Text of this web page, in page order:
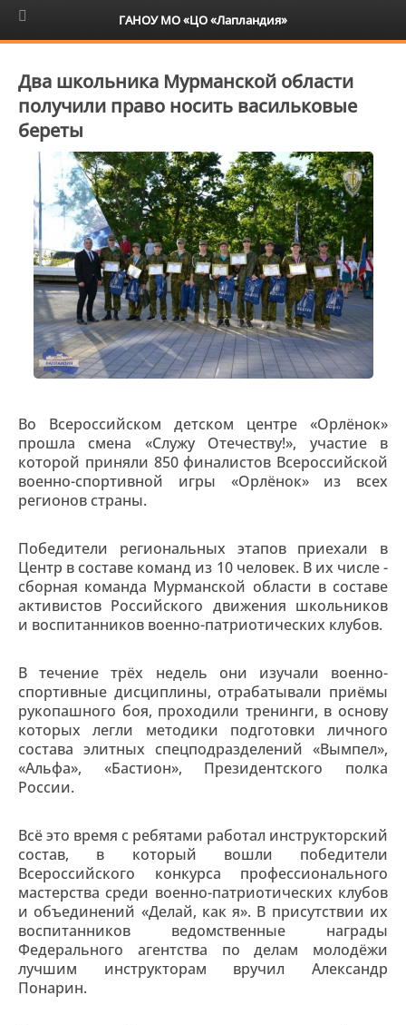
6+
Два школьника Мурманской области
получили право носить васильковые
береты
Во Всероссийском детском центре «Орлёнок»
прошла смена «Служу Отечеству!», участие в
которой приняли 850 финалистов Всероссийской
военно-спортивной игры «Орлёнок» из всех
регионов страны.
Победители региональных этапов приехали в
Центр в составе команд из 10 человек. В их числе -
сборная команда Мурманской области в составе
активистов Российского движения школьников
и воспитанников военно-патриотических клубов.
В течение трёх недель они изучали военно-
спортивные дисциплины, отрабатывали приёмы
рукопашного боя, проходили тренинги, в основу
которых легли методики подготовки личного
состава элитных спецподразделений «Вымпел»,
«Альфа», «Бастион», Президентского полка
России.
Всё это время с ребятами работал инструкторский
состав, в который вошли победители
Всероссийского конкурса профессионального
мастерства среди военно-патриотических клубов
и объединений «Делай, как я». В присутствии их
воспитанников ведомственные награды
Федерального агентства по делам молодёжи
лучшим инструкторам вручил Александр
Понарин.
ГАНОУ МО «ЦО «Лапландия»